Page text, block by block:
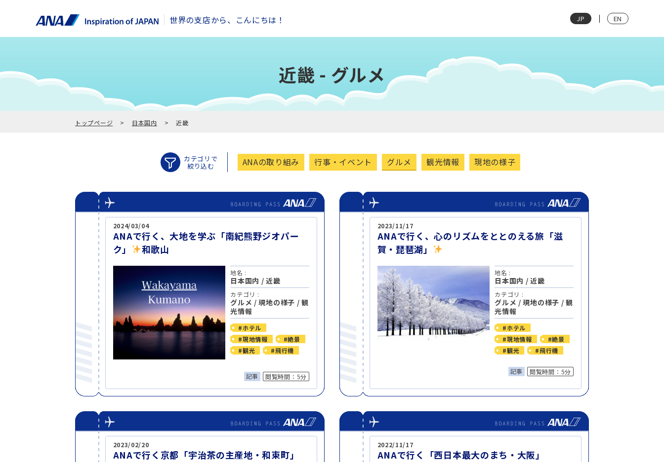
世界の支店から、こんにちは！ JP EN
近畿 - グルメ
トップページ 日本国内 近畿
カテゴリで
絞り込む ANAの取り組み 行事・イベント グルメ 観光情報 現地の様子
2024/03/04
ANAで行く、大地を学ぶ「南紀熊野ジオパー
ク」
和歌山
地名 :
日本国内 /近畿
カテゴリ :
グルメ /現地の様子 /観
光情報
#ホテル
#現地情報
#絶景
#観光
#飛行機
記事 閲覧時間：5分
2023/11/17
ANAで行く、心のリズムをととのえる旅「滋
賀・琵琶湖」
地名 :
日本国内 /近畿
カテゴリ :
グルメ /現地の様子 /観
光情報
#ホテル
#現地情報
#絶景
#観光
#飛行機
記事 閲覧時間：5分
2023/02/20
ANAで行く京都「宇治茶の主産地・和束町」
2022/11/17
ANAで行く「西日本最大のまち・大阪」